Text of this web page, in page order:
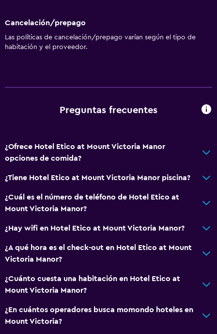
Plantas superiores accesibles por escaleras
Baño
Papel higiénico
Ducha italiana
Sistema de entretenimiento
Biblioteca
Libros
Habitación
Enchufe cerca de la cama
Cancelación/prepago
Las políticas de cancelación/prepago varían según el tipo de
habitación y el proveedor.
Preguntas frecuentes
¿Ofrece Hotel Etico at Mount Victoria Manor
opciones de comida?
¿Tiene Hotel Etico at Mount Victoria Manor piscina?
¿Cuál es el número de teléfono de Hotel Etico at
Mount Victoria Manor?
¿Hay wifi en Hotel Etico at Mount Victoria Manor?
¿A qué hora es el check-out en Hotel Etico at Mount
Victoria Manor?
¿Cuánto cuesta una habitación en Hotel Etico at
Mount Victoria Manor?
¿En cuántos operadores busca momondo hoteles en
Mount Victoria?